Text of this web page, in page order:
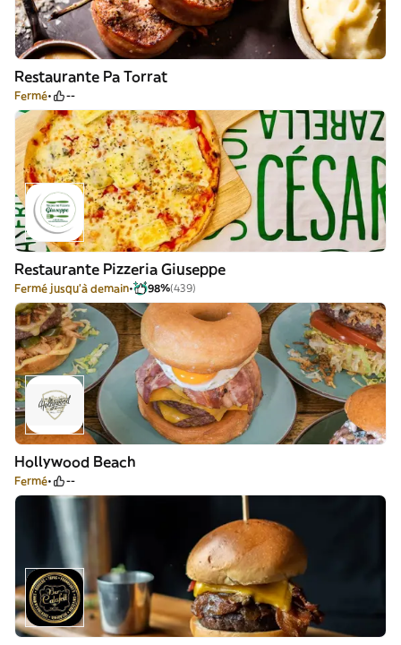
Restaurante Pa Torrat
Fermé --
Restaurante Pizzeria Giuseppe
Fermé jusqu'à demain 98%(439)
Hollywood Beach
Fermé --